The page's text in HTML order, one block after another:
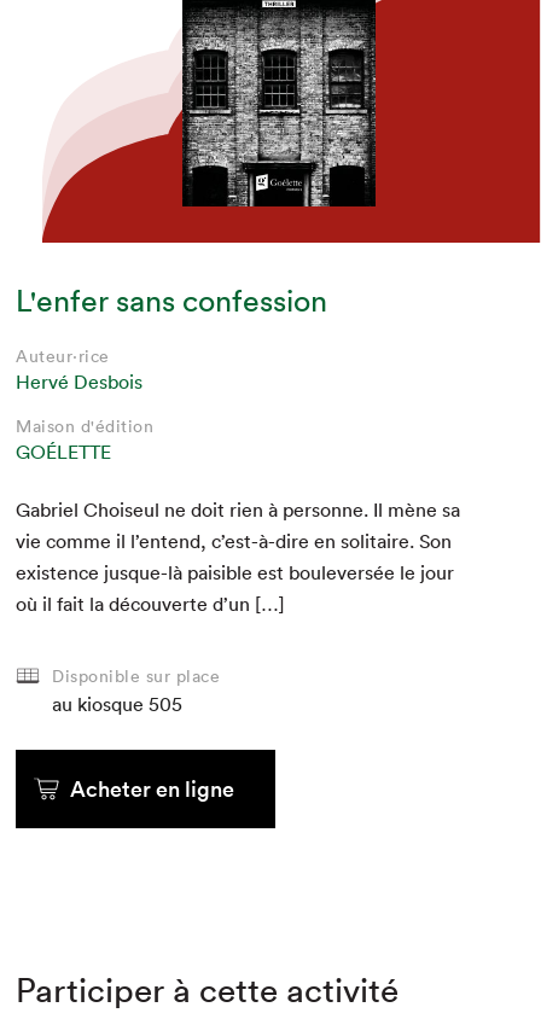
L'enfer sans confession
Auteur·rice
Hervé Desbois
Maison d'édition
GOÉLETTE
Gabriel Choiseul ne doit rien à per­son­ne. Il mène sa
vie comme il l’entend, c’est-à-dire en soli­taire. Son
exis­tence jusque-là pais­i­ble est boulever­sée le jour
où il fait la décou­verte d’un […]
Disponible sur place
au kiosque 505
Acheter en ligne
Participer à cette activité